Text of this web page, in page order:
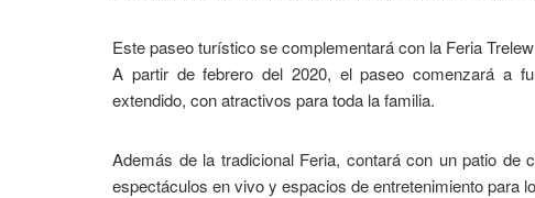
Este paseo turístico se complementará con la Feria
A partir de febrero del 2020, el paseo comenzará a
extendido, con atractivos para toda la familia.
Además de la tradicional Feria, contará con un patio de
espectáculos en vivo y espacios de entretenimiento para